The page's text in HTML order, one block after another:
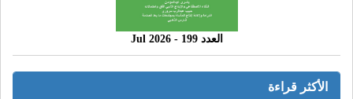
العدد 199 - 2026 Jul
الأكثر قراءة